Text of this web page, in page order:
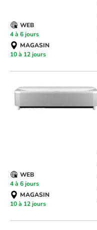
WEB
4 à 6 jours
MAGASIN
10 à 12 jours
WEB
4 à 6 jours
MAGASIN
10 à 12 jours